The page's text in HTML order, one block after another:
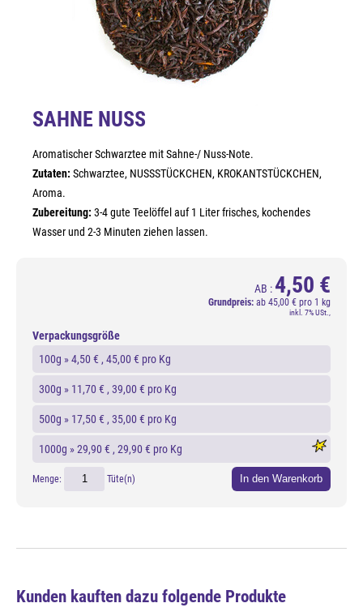
SAHNE NUSS
Aromatischer Schwarztee mit Sahne-/ Nuss-Note.
Zutaten: Schwarztee, NUSSSTÜCKCHEN, KROKANTSTÜCKCHEN,
Aroma.
Zubereitung: 3-4 gute Teelöffel auf 1 Liter frisches, kochendes
Wasser und 2-3 Minuten ziehen lassen.
AB : 4,50 €
Grundpreis: ab 45,00 € pro 1 kg
inkl. 7% USt.,
Verpackungsgröße
100g »4,50 € , 45,00 € pro Kg
300g » 11,70 € , 39,00 € pro Kg
500g » 17,50 € , 35,00 € pro Kg
1000g »29,90 € , 29,90 € pro Kg
Menge: Tüte(n) In den Warenkorb
Kunden kauften dazu folgende Produkte